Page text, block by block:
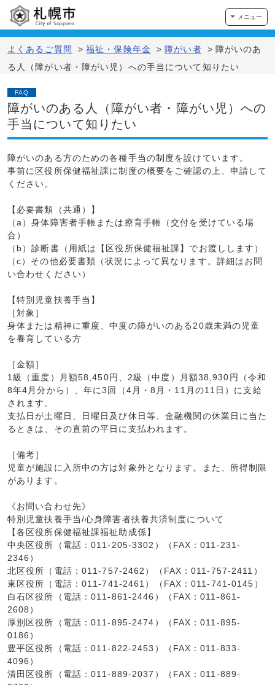
メニュー
よくあるご質問 > 福祉・保険年金 > 障がい者 > 障がいのあ
る人（障がい者・障がい児）への手当について知りたい
FAQ
障がいのある人（障がい者・障がい児）への
手当について知りたい
障がいのある方のための各種手当の制度を設けています。
事前に区役所保健福祉課に制度の概要をご確認の上、申請して
ください。
【必要書類（共通）】
（a）身体障害者手帳または療育手帳（交付を受けている場
合）
（b）診断書（用紙は【区役所保健福祉課】でお渡しします）
（c）その他必要書類（状況によって異なります。詳細はお問
い合わせください）
【特別児童扶養手当】
［対象］
身体または精神に重度、中度の障がいのある20歳未満の児童
を養育している方
［金額］
1級（重度）月額58,450円、2級（中度）月額38,930円（令和
8年4月分から）、年に3回（4月・8月・11月の11日）に支給
されます。
支払日が土曜日、日曜日及び休日等、金融機関の休業日に当た
るときは、その直前の平日に支払われます。
［備考］
児童が施設に入所中の方は対象外となります。また、所得制限
があります。
《お問い合わせ先》
特別児童扶養手当/心身障害者扶養共済制度について
【各区役所保健福祉課福祉助成係】
中央区役所（電話：011-205-3302）（FAX：011-231-
2346）
北区役所（電話：011-757-2462）（FAX：011-757-2411）
東区役所（電話：011-741-2461）（FAX：011-741-0145）
白石区役所（電話：011-861-2446）（FAX：011-861-
2608）
厚別区役所（電話：011-895-2474）（FAX：011-895-
0186）
豊平区役所（電話：011-822-2453）（FAX：011-833-
4096）
清田区役所（電話：011-889-2037）（FAX：011-889-